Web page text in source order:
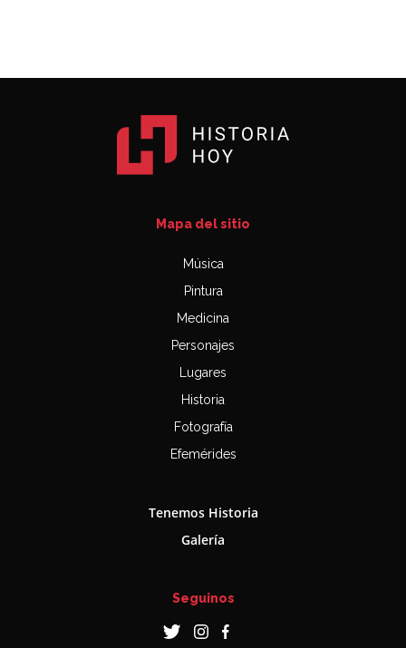
Mapa del sitio
Música
Pintura
Medicina
Personajes
Lugares
Historia
Fotografía
Efemérides
Tenemos Historia
Galería
Seguinos